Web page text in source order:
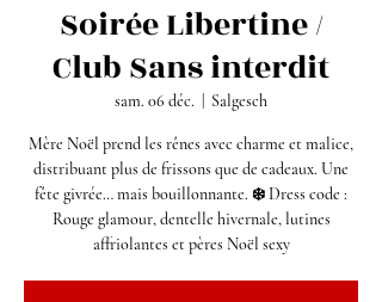
Soirée Libertine /
Club Sans interdit
sam. 06 déc. Salgesch
Mère Noël prend les rênes avec charme et malice,
distribuant plus de frissons que de cadeaux. Une
fête givrée… mais bouillonnante. ❄️ Dress code :
Rouge glamour, dentelle hivernale, lutines
affriolantes et pères Noël sexy